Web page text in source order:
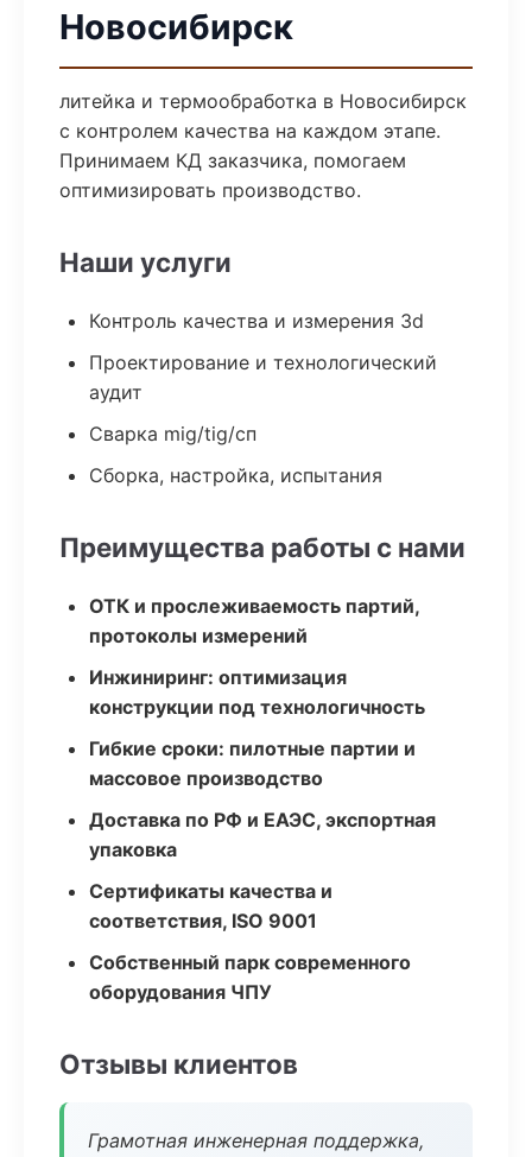
Новосибирск
литейка и термообработка в Новосибирск
с контролем качества на каждом этапе.
Принимаем КД заказчика, помогаем
оптимизировать производство.
Наши услуги
Контроль качества и измерения 3d
Проектирование и технологический
аудит
Сварка mig/tig/сп
Сборка, настройка, испытания
Преимущества работы с нами
ОТК и прослеживаемость партий,
протоколы измерений
Инжиниринг: оптимизация
конструкции под технологичность
Гибкие сроки: пилотные партии и
массовое производство
Доставка по РФ и ЕАЭС, экспортная
упаковка
Сертификаты качества и
соответствия, ISO 9001
Собственный парк современного
оборудования ЧПУ
Отзывы клиентов
Грамотная инженерная поддержка,